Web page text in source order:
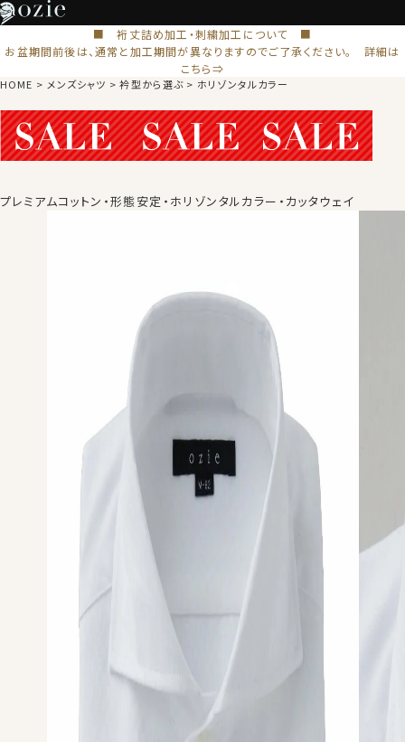
■ 裄丈詰め加工・刺繍加工について ■
お盆期間前後は、通常と加工期間が異なりますのでご了承ください。 詳細は
こちら⇒
HOME メンズシャツ 衿型から選ぶ ホリゾンタルカラー
プレミアムコットン・形態安定・ホリゾンタルカラー・カッタウェイ